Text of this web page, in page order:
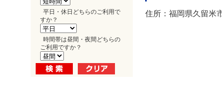
平日・休日どちらのご利用で
すか？
時間帯は昼間・夜間どちらの
ご利用ですか？
住所：福岡県久留米